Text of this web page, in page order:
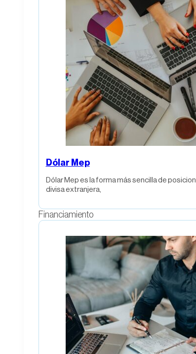
Dólar Mep
Dólar Mep es la forma más sencilla de
divisa extranjera,
Financiamiento